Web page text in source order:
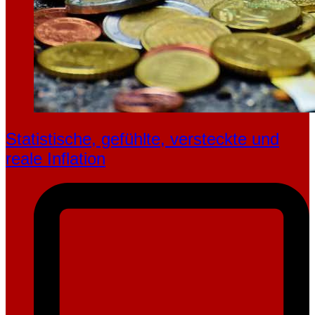
Statistische, gefühlte, ver­steckte und
reale Inflation